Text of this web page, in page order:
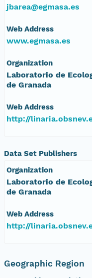
jbarea@egmasa.es
Web Address
www.egmasa.es
Organization
Laboratorio de
de Granada
Web Address
http://
Data Set Publishers
Organization
Laboratorio de
de Granada
Web Address
http://
Geographic Region